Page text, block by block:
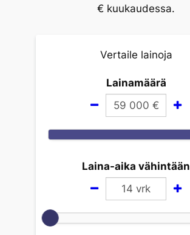
€ kuukaudessa.
Vertaile lainoja
Lainamäärä
59 000 €
Laina-aika vähintään
14 vrk